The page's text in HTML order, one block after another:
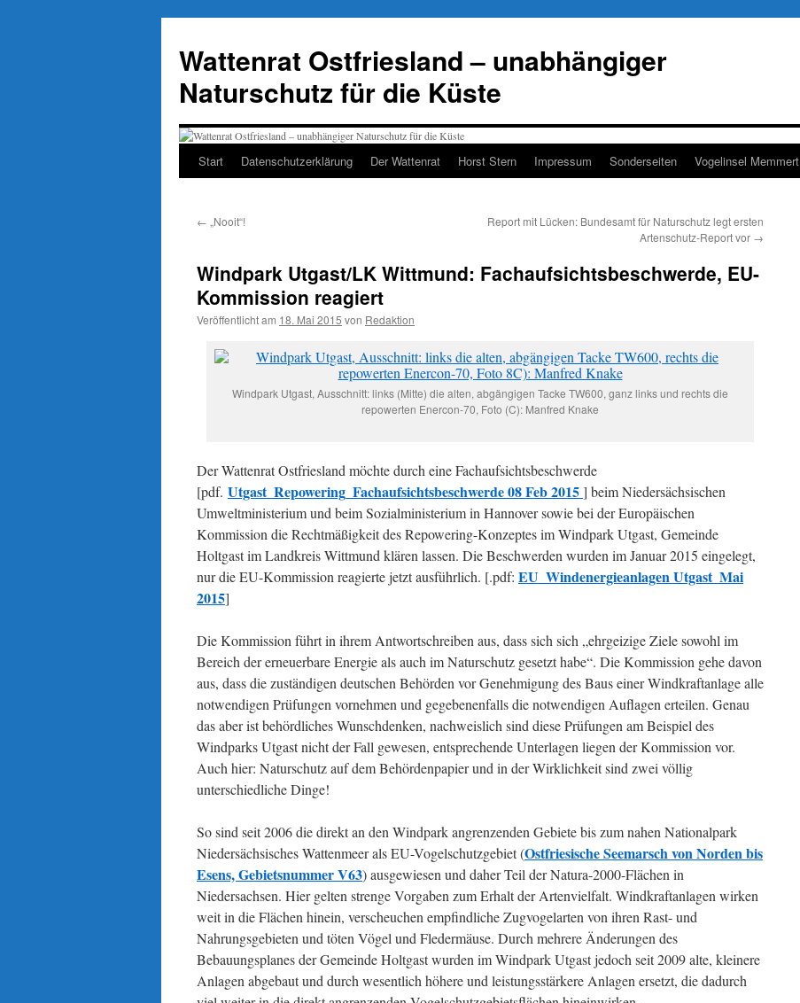
springen
Wattenrat Ostfriesland – unabhängiger
Naturschutz für die Küste
Start Datenschutzerklärung Der Wattenrat Horst Stern Impressum Sonderseiten Vogelinsel Memmert
← „Nooit“!
Report mit Lücken: Bundesamt für Naturschutz legt ersten
Artenschutz-Report vor →
Windpark Utgast/LK Wittmund: Fachaufsichtsbeschwerde, EU-
Kommission reagiert
Veröffentlicht am 18. Mai 2015 von Redaktion
Windpark Utgast, Ausschnitt: links (Mitte) die alten, abgängigen Tacke TW600, ganz links und rechts die
repowerten Enercon-70, Foto (C): Manfred Knake
Der Wattenrat Ostfriesland möchte durch eine Fachaufsichtsbeschwerde
[pdf. Utgast_Repowering_Fachaufsichtsbeschwerde 08 Feb 2015] beim Niedersächsischen
Umweltministerium und beim Sozialministerium in Hannover sowie bei der Europäischen
Kommission die Rechtmäßigkeit des Repowering-Konzeptes im Windpark Utgast, Gemeinde
Holtgast im Landkreis Wittmund klären lassen. Die Beschwerden wurden im Januar 2015 eingelegt,
nur die EU-Kommission reagierte jetzt ausführlich. [.pdf: EU_Windenergieanlagen Utgast_Mai
2015]
Die Kommission führt in ihrem Antwortschreiben aus, dass sich sich „ehrgeizige Ziele sowohl im
Bereich der erneuerbare Energie als auch im Naturschutz gesetzt habe“. Die Kommission gehe davon
aus, dass die zuständigen deutschen Behörden vor Genehmigung des Baus einer Windkraftanlage alle
notwendigen Prüfungen vornehmen und gegebenenfalls die notwendigen Auflagen erteilen. Genau
das aber ist behördliches Wunschdenken, nachweislich sind diese Prüfungen am Beispiel des
Windparks Utgast nicht der Fall gewesen, entsprechende Unterlagen liegen der Kommission vor.
Auch hier: Naturschutz auf dem Behördenpapier und in der Wirklichkeit sind zwei völlig
unterschiedliche Dinge!
So sind seit 2006 die direkt an den Windpark angrenzenden Gebiete bis zum nahen Nationalpark
Niedersächsisches Wattenmeer als EU-Vogelschutzgebiet (Ostfriesische Seemarsch von Norden bis
Esens, Gebietsnummer V63) ausgewiesen und daher Teil der Natura-2000-Flächen in
Niedersachsen. Hier gelten strenge Vorgaben zum Erhalt der Artenvielfalt. Windkraftanlagen wirken
weit in die Flächen hinein, verscheuchen empfindliche Zugvogelarten von ihren Rast- und
Nahrungsgebieten und töten Vögel und Fledermäuse. Durch mehrere Änderungen des
Bebauungsplanes der Gemeinde Holtgast wurden im Windpark Utgast jedoch seit 2009 alte, kleinere
Anlagen abgebaut und durch wesentlich höhere und leistungsstärkere Anlagen ersetzt, die dadurch